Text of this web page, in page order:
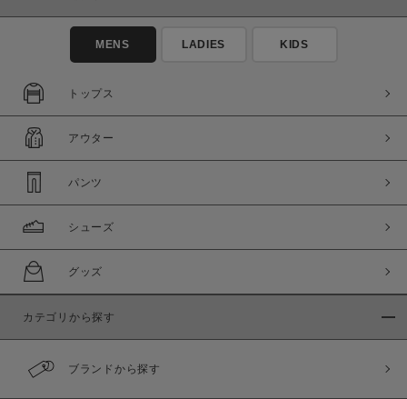
MENS LADIES KIDS
トップス
アウター
パンツ
シューズ
グッズ
カテゴリから探す
ブランドから探す